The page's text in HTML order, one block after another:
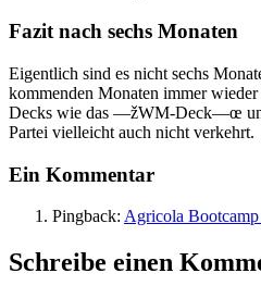
Fazit nach sechs Monaten
Eigentlich sind es nicht sechs
kommenden Monaten immer
Decks wie das —žWM-Deck—œ und
Partei vielleicht auch nicht verkehrt.
Ein Kommentar
Pingback: Agricola Bootcamp
Schreibe einen